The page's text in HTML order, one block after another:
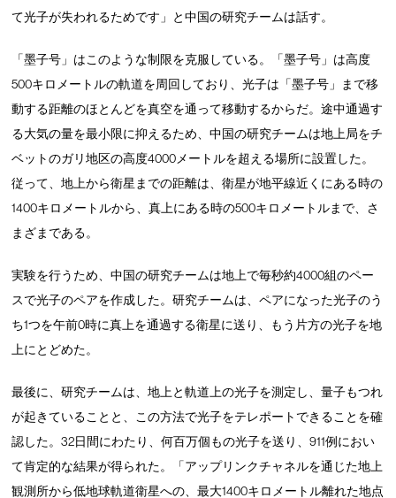
て光子が失われるためです」と中国の研究チームは話す。
「墨子号」はこのような制限を克服している。「墨子号」は高度
500キロメートルの軌道を周回しており、光子は「墨子号」まで移
動する距離のほとんどを真空を通って移動するからだ。途中通過す
る大気の量を最小限に抑えるため、中国の研究チームは地上局をチ
ベットのガリ地区の高度4000メートルを超える場所に設置した。
従って、地上から衛星までの距離は、衛星が地平線近くにある時の
1400キロメートルから、真上にある時の500キロメートルまで、さ
まざまである。
実験を行うため、中国の研究チームは地上で毎秒約4000組のペー
スで光子のペアを作成した。研究チームは、ペアになった光子のう
ち1つを午前0時に真上を通過する衛星に送り、もう片方の光子を地
上にとどめた。
最後に、研究チームは、地上と軌道上の光子を測定し、量子もつれ
が起きていることと、この方法で光子をテレポートできることを確
認した。32日間にわたり、何百万個もの光子を送り、911例におい
て肯定的な結果が得られた。「アップリンクチャネルを通じた地上
観測所から低地球軌道衛星への、最大1400キロメートル離れた地点